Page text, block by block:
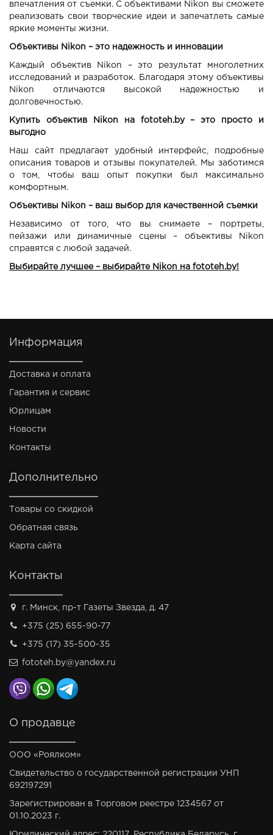
впечатления от съемки. С объективами Nikon вы сможете
реализовать свои творческие идеи и запечатлеть самые
яркие моменты жизни.
Объективы Nikon – это надежность и инновации
Каждый объектив Nikon – это результат многолетних
исследований и разработок. Благодаря этому объективы
Nikon отличаются высокой надежностью и
долговечностью.
Купить объектив Nikon на fototeh.by – это просто и
выгодно
Наш сайт предлагает удобный интерфейс, подробные
описания товаров и отзывы покупателей. Мы заботимся
о том, чтобы ваш опыт покупки был максимально
комфортным.
Объективы Nikon – ваш выбор для качественной съемки
Независимо от того, что вы снимаете – портреты,
пейзажи или динамичные сцены – объективы Nikon
справятся с любой задачей.
Выбирайте лучшее – выбирайте Nikon на fototeh.by!
Информация
Доставка и оплата
Гарантия и сервис
Юрлицам
Новости
Контакты
Дополнительно
Товары со скидкой
Обратная связь
Карта сайта
Контакты
г. Минск, пр-т Газеты Звезда, д. 47
+375 (25) 655-90-77
+375 (17) 35-500-35
fototeh.by@yandex.ru
О продавце
ООО «Роялком»
Свидетельство о государственной регистрации УНП
692197291
Зарегистрирован в Торговом реестре 1234567 от
01.10.2023 г.